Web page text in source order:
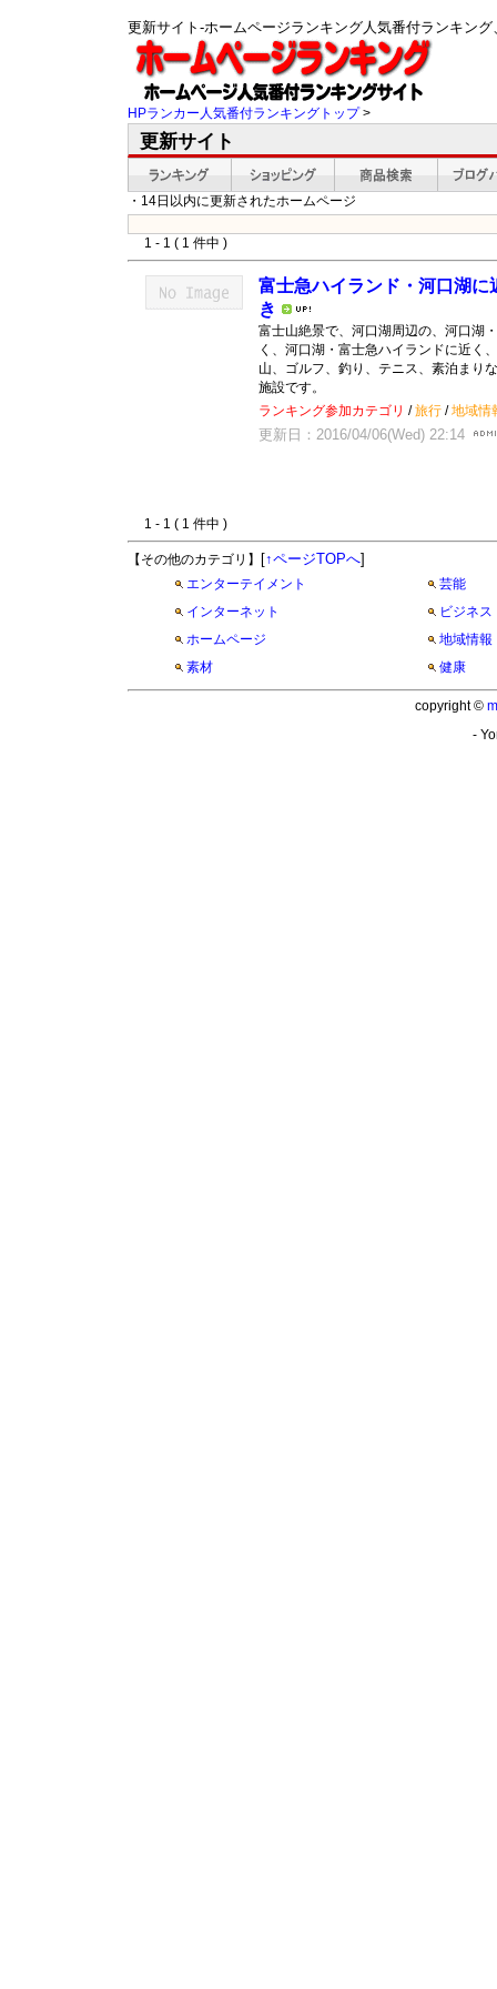
更新サイト-ホームページランキング人気番付ランキン
HPランカー人気番付ランキングトップ>
更新サイト
・14日以内に更新されたホームページ
1 - 1 ( 1 件中 )
富士急ハイランド・河口湖に
き
富士山絶景で、河口湖周辺の、河口湖
く、河口湖・富士急ハイランドに近く
山、ゴルフ、釣り、テニス、素泊まり
施設です。
ランキング参加カテゴリ /旅行 /地域情
更新日：2016/04/06(Wed) 22:14
1 - 1 ( 1 件中 )
【その他のカテゴリ】 [↑ページTOPへ]
エンターテイメント
芸能
インターネット
ビジネス
ホームページ
地域情報
素材
健康
copyright ©
-